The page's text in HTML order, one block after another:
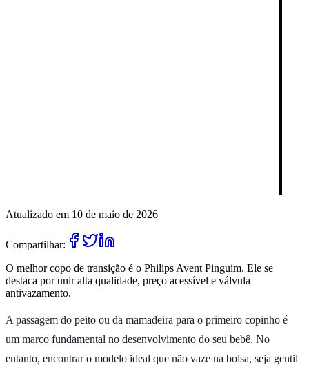
Atualizado em 10 de maio de 2026
Compartilhar:
O melhor copo de transição é o Philips Avent Pinguim. Ele se
destaca por unir alta qualidade, preço acessível e válvula
antivazamento.
A passagem do peito ou da mamadeira para o primeiro copinho é
um marco fundamental no desenvolvimento do seu bebê. No
entanto, encontrar o modelo ideal que não vaze na bolsa, seja gentil